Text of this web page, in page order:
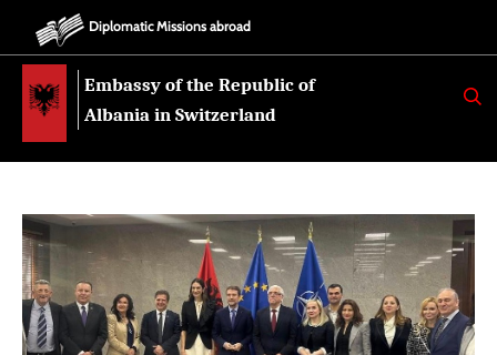
Diplomatic Missions abroad
Embassy of the Republic of
Albania in Switzerland
K
E